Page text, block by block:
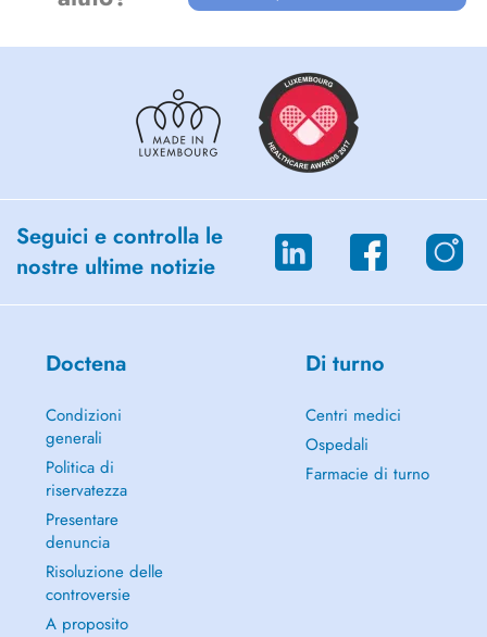
Seguici e controlla le
nostre ultime notizie
Doctena
Condizioni
generali
Politica di
riservatezza
Presentare
denuncia
Risoluzione delle
controversie
A proposito
Di turno
Centri medici
Ospedali
Farmacie di turno